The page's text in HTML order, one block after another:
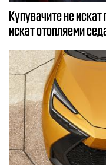
Купувачите не искат
искат отопляеми